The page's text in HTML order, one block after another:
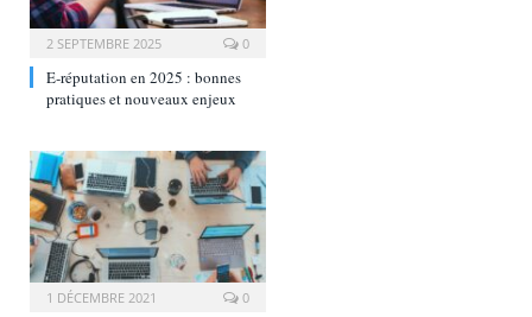
2 SEPTEMBRE 2025 0
E‑réputation en 2025 : bonnes
pratiques et nouveaux enjeux
1 DÉCEMBRE 2021 0